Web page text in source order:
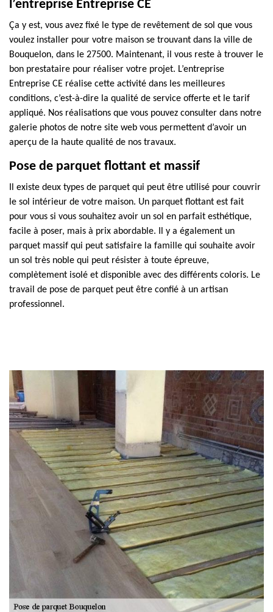
l’entreprise Entreprise CE
Ça y est, vous avez fixé le type de revêtement de sol que vous
voulez installer pour votre maison se trouvant dans la ville de
Bouquelon, dans le 27500. Maintenant, il vous reste à trouver le
bon prestataire pour réaliser votre projet. L’entreprise
Entreprise CE réalise cette activité dans les meilleures
conditions, c’est-à-dire la qualité de service offerte et le tarif
appliqué. Nos réalisations que vous pouvez consulter dans notre
galerie photos de notre site web vous permettent d’avoir un
aperçu de la haute qualité de nos travaux.
Pose de parquet flottant et massif
Il existe deux types de parquet qui peut être utilisé pour couvrir
le sol intérieur de votre maison. Un parquet flottant est fait
pour vous si vous souhaitez avoir un sol en parfait esthétique,
facile à poser, mais à prix abordable. Il y a également un
parquet massif qui peut satisfaire la famille qui souhaite avoir
un sol très noble qui peut résister à toute épreuve,
complètement isolé et disponible avec des différents coloris. Le
travail de pose de parquet peut être confié à un artisan
professionnel.